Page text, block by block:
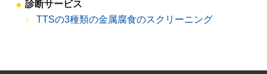
診断サービス
TTSの3種類の金属腐食のスクリーニング